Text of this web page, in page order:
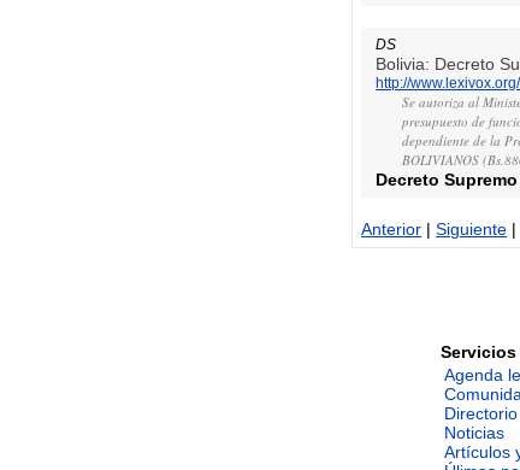
DS
Bolivia: Decreto
http://
Se autoriza al
presupuesto de
dependiente de la
BOLIVIANOS
Decreto Supremo
Anterior |Siguiente |
Servicios
Agenda
Noticias
Artículos